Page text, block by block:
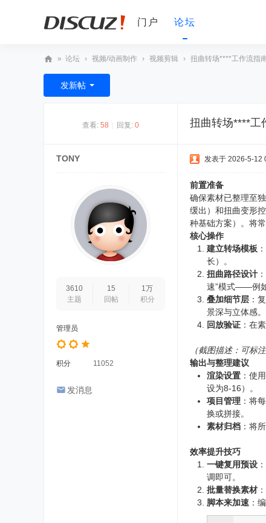
门户 论坛
D
» 论坛 › 视频/动画制作 › 视频剪辑 › 扭曲转场****工作流指
发新帖
查看: 58 回复: 0 扭曲转场****工
TONY
3610
主题
15
回帖
1万
积分
管理员
积分 11052
发消息
发表于 2026-5-12
前置准备
确保素材已整理至
缓出）和扭曲变形
种基础方案）。将
核心操作
建立转场模板
长）。
扭曲路径设计
速”模式——例
叠加细节层 ：
景深与立体感
回放验证 ：在
（截图描述：可标
输出与整理建议
渲染设置 ：使
设为8-16）。
项目管理 ：将
换或拼接。
素材归档 ：将
效率提升技巧
一键复用预设
调即可。
批量替换素材
脚本来加速 ：